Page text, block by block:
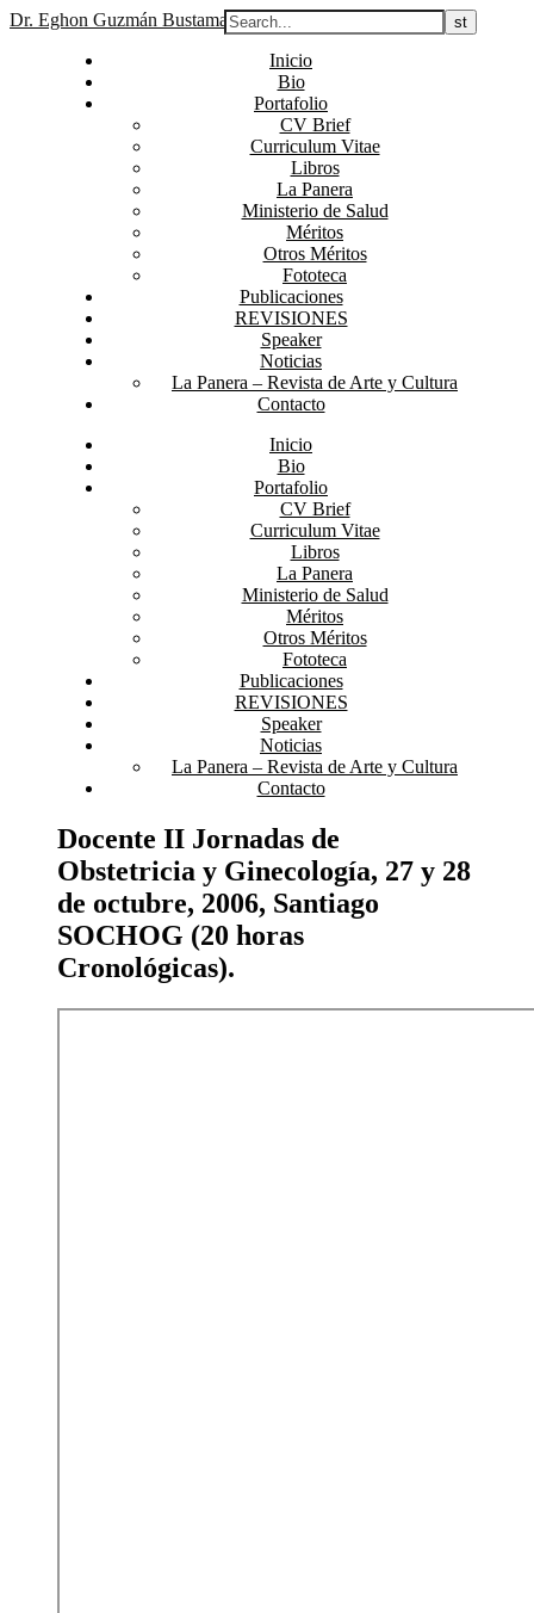
Dr. Eghon Guzmán Bustamante
Inicio
Bio
Portafolio
CV Brief
Curriculum Vitae
Libros
La Panera
Ministerio de Salud
Méritos
Otros Méritos
Fototeca
Publicaciones
REVISIONES
Speaker
Noticias
La Panera – Revista de Arte y Cultura
Contacto
Inicio
Bio
Portafolio
CV Brief
Curriculum Vitae
Libros
La Panera
Ministerio de Salud
Méritos
Otros Méritos
Fototeca
Publicaciones
REVISIONES
Speaker
Noticias
La Panera – Revista de Arte y Cultura
Contacto
Docente II Jornadas de
Obstetricia y Ginecología, 27 y 28
de octubre, 2006, Santiago
SOCHOG (20 horas
Cronológicas).